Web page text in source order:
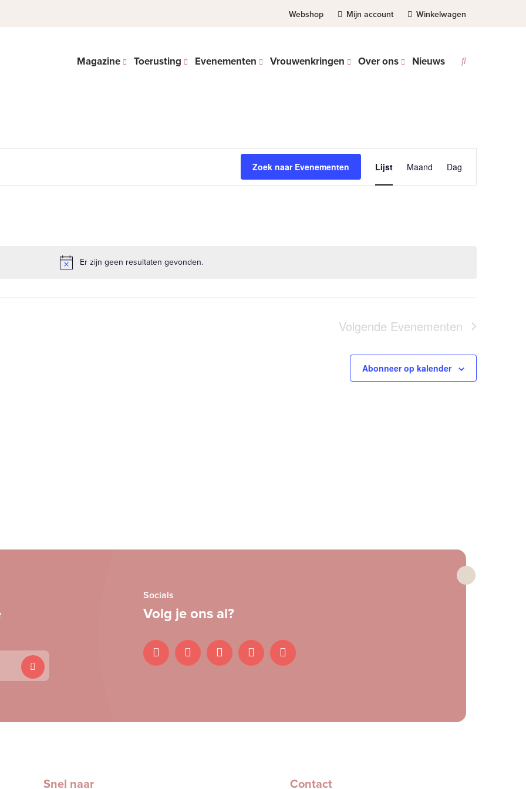
Webshop Mijn account Winkelwagen
Magazine Toerusting Evenementen Vrouwenkringen Over ons Nieuws
Er zijn geen resultaten gevonden.
Zoek naar Evenementen
weergaven
Lijst Maand Dag
Volgende Evenementen
Abonneer op kalender
Socials
Volg je ons al?
Snel naar Contact